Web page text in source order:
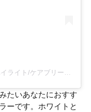
A post shared by インナーカラー/ハイライト/ケアブリーチ/下北沢美容室 (@edge.hairsalon)
たいあなたにおすす
ーです。ホワイトと